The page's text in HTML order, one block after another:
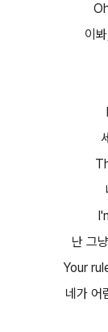
이
난 그
Your
네가 어